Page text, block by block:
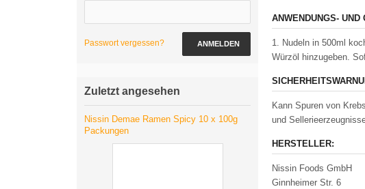
ANWENDUNGS- UND
1. Nudeln in 500ml
Würzöl hinzugeben.
Kann Spuren von
und
HERSTELLER:
Nissin Foods GmbH
Ginnheimer Str. 6
Passwort vergessen? ANMELDEN
Zuletzt angesehen
Nissin Demae Ramen Spicy 10 x 100g
Packungen